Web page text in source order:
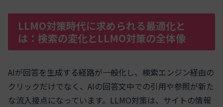
LLMO対策時代に求められる最適化と
は：検索の変化とLLMO対策の全体像
AIが回答を生成する経路が一般化し、検索エンジン経由の
クリックだけでなく、AIの回答文中での引用や参照が新た
な流入接点になっています。LLMO対策は、サイトの情報